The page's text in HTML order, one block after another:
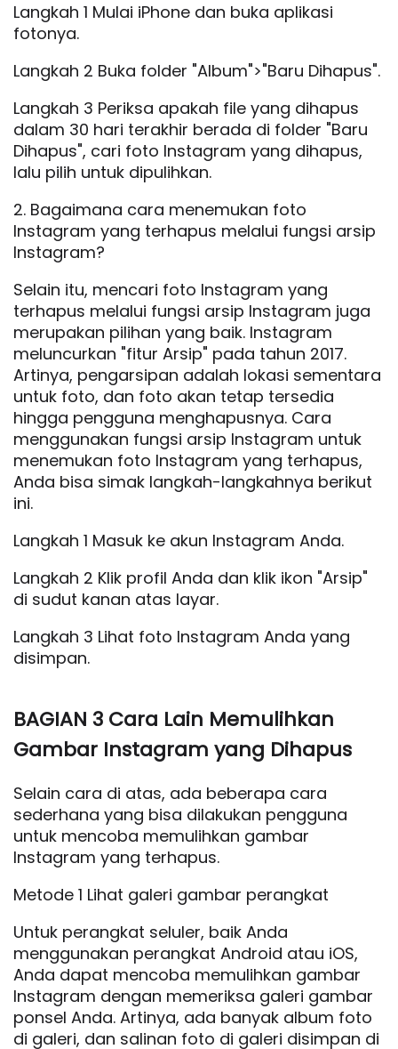
Langkah 1 Mulai iPhone dan buka aplikasi
fotonya.
Langkah 2 Buka folder "Album">"Baru Dihapus".
Langkah 3 Periksa apakah file yang dihapus
dalam 30 hari terakhir berada di folder "Baru
Dihapus", cari foto Instagram yang dihapus,
lalu pilih untuk dipulihkan.
2. Bagaimana cara menemukan foto
Instagram yang terhapus melalui fungsi arsip
Instagram?
Selain itu, mencari foto Instagram yang
terhapus melalui fungsi arsip Instagram juga
merupakan pilihan yang baik. Instagram
meluncurkan "fitur Arsip" pada tahun 2017.
Artinya, pengarsipan adalah lokasi sementara
untuk foto, dan foto akan tetap tersedia
hingga pengguna menghapusnya. Cara
menggunakan fungsi arsip Instagram untuk
menemukan foto Instagram yang terhapus,
Anda bisa simak langkah-langkahnya berikut
ini.
Langkah 1 Masuk ke akun Instagram Anda.
Langkah 2 Klik profil Anda dan klik ikon "Arsip"
di sudut kanan atas layar.
Langkah 3 Lihat foto Instagram Anda yang
disimpan.
BAGIAN 3 Cara Lain Memulihkan
Gambar Instagram yang Dihapus
Selain cara di atas, ada beberapa cara
sederhana yang bisa dilakukan pengguna
untuk mencoba memulihkan gambar
Instagram yang terhapus.
Metode 1 Lihat galeri gambar perangkat
Untuk perangkat seluler, baik Anda
menggunakan perangkat Android atau iOS,
Anda dapat mencoba memulihkan gambar
Instagram dengan memeriksa galeri gambar
ponsel Anda. Artinya, ada banyak album foto
di galeri, dan salinan foto di galeri disimpan di